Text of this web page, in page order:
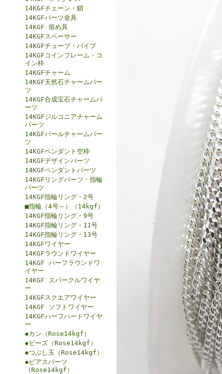
14KGFチェーン・鎖
14KGFパーツ金具
14KGF 留め具
14KGFスペーサー
14KGFチューブ・パイプ
14KGFコインフレーム・コ
イン枠
14KGFチャーム
14KGF天然石チャームパー
ツ
14KGF合成宝石チャームパ
ーツ
14KGFジルコニアチャーム
パーツ
14KGFパールチャームパー
ツ
14KGFペンダント空枠
14KGFデザインパーツ
14KGFペンダントパーツ
14KGFリングパーツ・指輪
パーツ
14KGF指輪リング・2号
■指輪（4号～）（14kgf）
14KGF指輪リング・9号
14KGF指輪リング・11号
14KGF指輪リング・13号
14KGFワイヤー
14KGFラウンドワイヤー
14KGF ハーフラウンドワ
イヤー
14KGF スパークルワイヤ
ー
14KGFスクエアワイヤー
14KGF ソフトワイヤー
14KGFハーフハードワイヤ
ー
◆カン（Rose14kgf）
◆ビーズ（Rose14kgf）
◆つぶし玉（Rose14kgf）
◆ピアスパーツ
（Rose14kgf）